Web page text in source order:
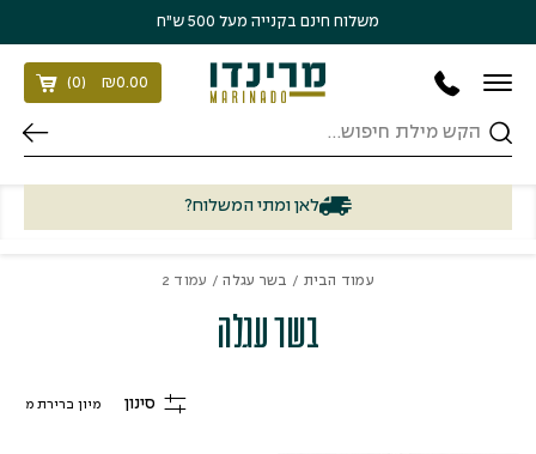
משלוח חינם בקנייה מעל 500 ש״ח
חיפוש
₪0.00
(
0
)
לאן ומתי המשלוח?
עמוד הבית / בשר עגלה/ עמוד 2
בשר עגלה
סינון